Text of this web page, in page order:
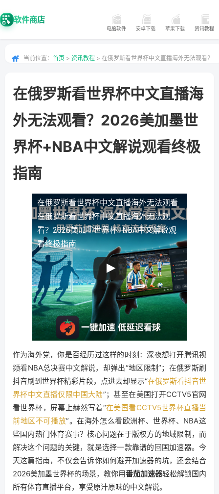
软件商店
电脑软件 安卓下载 苹果下载 资讯教程
当前位置： 首页 > 资讯教程 > 在俄罗斯看世界杯中文直播海外无法观看？
在俄罗斯看世界杯中文直播海
外无法观看？2026美加墨世
界杯+NBA中文解说观看终极
指南
在俄罗斯看世界杯中文直播海外无法观看
在俄罗斯看世界杯中文直播海外无法观
看？2026美加墨世界杯+NBA中文解说观
看终极指南
作为海外党，你是否经历过这样的时刻：深夜想打开腾讯视
频看NBA总决赛中文解说，却弹出“地区限制”；在俄罗斯刷
抖音刷到世界杯精彩片段，点进去却显示“在俄罗斯看抖音世
界杯中文直播仅限中国大陆”；甚至在美国打开CCTV5官网
看世界杯，屏幕上赫然写着“在美国看CCTV5世界杯直播当
前地区不可播放”。在海外怎么看欧洲杯、世界杯、NBA这
些国内热门体育赛事？核心问题在于版权方的地域限制，而
解决这个问题的关键，就是选择一款靠谱的回国加速器。今
天这篇指南，不仅会告诉你如何避开加速器的坑，还会结合
2026美加墨世界杯的场景，教你用番茄加速器轻松解锁国内
所有体育直播平台，享受原汁原味的中文解说。